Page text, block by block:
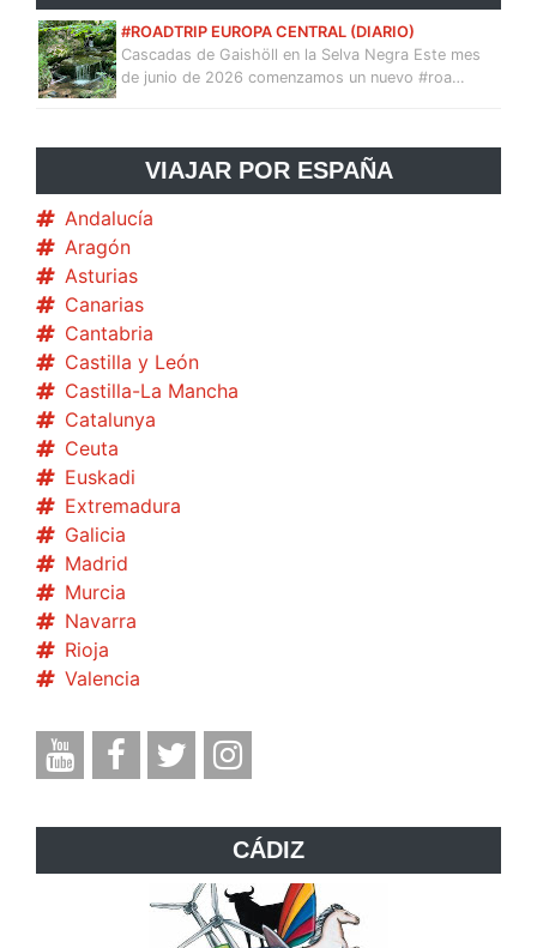
#ROADTRIP EUROPA CENTRAL (DIARIO)
Cascadas de Gaishöll en la Selva Negra Este mes
de junio de 2026 comenzamos un nuevo #roa…
VIAJAR POR ESPAÑA
Andalucía
Aragón
Asturias
Canarias
Cantabria
Castilla y León
Castilla-La Mancha
Catalunya
Ceuta
Euskadi
Extremadura
Galicia
Madrid
Murcia
Navarra
Rioja
Valencia
CÁDIZ